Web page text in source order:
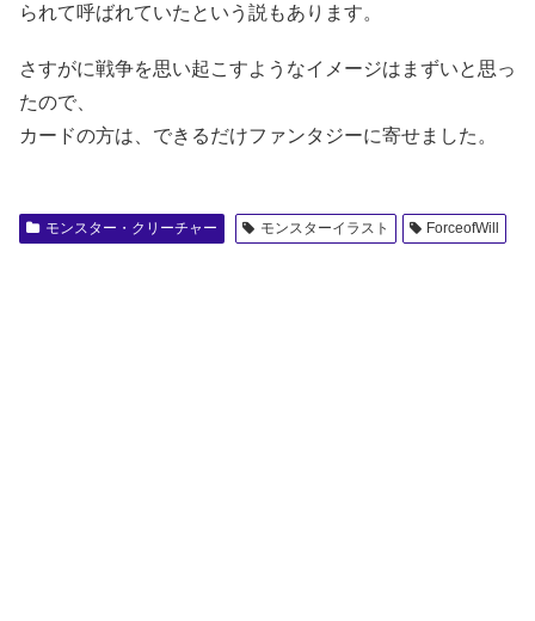
られて呼ばれていたという説もあります。
さすがに戦争を思い起こすようなイメージはまずいと思っ
たので、
カードの方は、できるだけファンタジーに寄せました。
モンスター・クリーチャー モンスターイラスト ForceofWill